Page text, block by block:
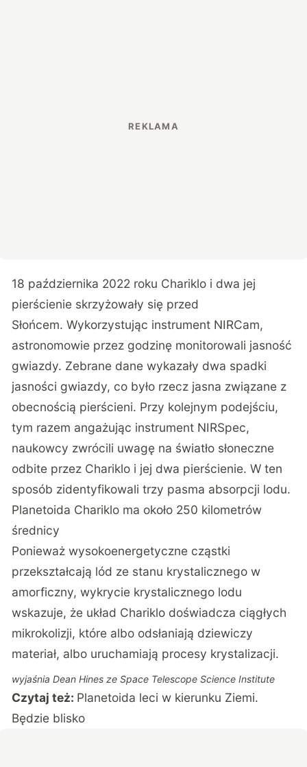
18 października 2022 roku Chariklo i dwa jej
pierścienie skrzyżowały się przed
Słońcem. Wykorzystując instrument NIRCam,
astronomowie przez godzinę monitorowali jasność
gwiazdy. Zebrane dane wykazały dwa spadki
jasności gwiazdy, co było rzecz jasna związane z
obecnością pierścieni. Przy kolejnym podejściu,
tym razem angażując instrument NIRSpec,
naukowcy zwrócili uwagę na światło słoneczne
odbite przez Chariklo i jej dwa pierścienie. W ten
sposób zidentyfikowali trzy pasma absorpcji lodu.
Planetoida Chariklo ma około 250 kilometrów
średnicy
Ponieważ wysokoenergetyczne cząstki
przekształcają lód ze stanu krystalicznego w
amorficzny, wykrycie krystalicznego lodu
wskazuje, że układ Chariklo doświadcza ciągłych
mikrokolizji, które albo odsłaniają dziewiczy
materiał, albo uruchamiają procesy krystalizacji.
wyjaśnia Dean Hines ze Space Telescope Science Institute
Czytaj też: Planetoida leci w kierunku Ziemi.
Będzie blisko